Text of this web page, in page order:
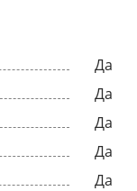
Да
Да
Да
Да
Да